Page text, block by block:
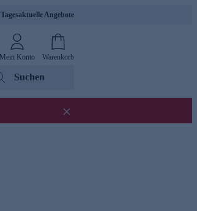
Tagesaktuelle Angebote
Mein Konto Warenkorb
Suchen